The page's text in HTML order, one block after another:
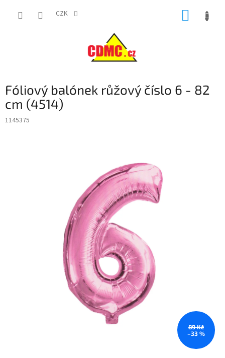
CZK
Fóliový balónek růžový číslo 6 - 82
cm (4514)
1145375
89 Kč
–33 %